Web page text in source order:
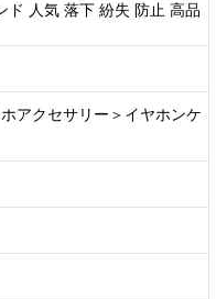
ド 人気 落下 紛失 防止 高品
アクセサリー＞イヤホンケ